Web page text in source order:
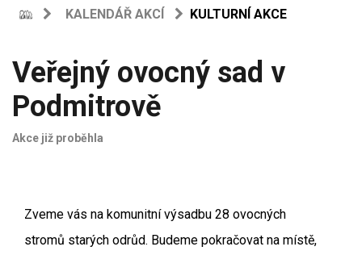
KALENDÁŘ AKCÍ KULTURNÍ AKCE
Veřejný ovocný sad v
Podmitrově
Akce již proběhla
Zveme vás na komunitní výsadbu 28 ovocných
stromů starých odrůd. Budeme pokračovat na místě,